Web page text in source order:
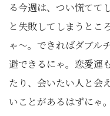
る今週は、つい慌てて
と失敗してしまうとこ
ゃ～。できればダブル
避できるにゃ。恋愛運
たり、会いたい人と会
いことがあるはずにゃ。